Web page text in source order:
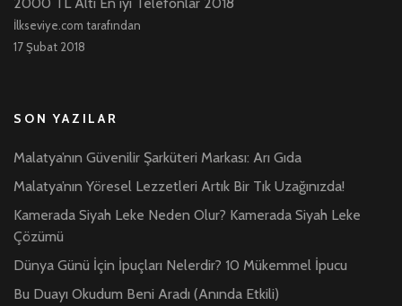
İlkseviye.com tarafından
17 Şubat 2018
SON YAZILAR
Malatya’nın Güvenilir Şarküteri Markası: Arı Gıda
Malatya’nın Yöresel Lezzetleri Artık Bir Tık Uzağınızda!
Kamerada Siyah Leke Neden Olur? Kamerada Siyah Leke
Çözümü
Dünya Günü İçin İpuçları Nelerdir? 10 Mükemmel İpucu
Bu Duayı Okudum Beni Aradı (Anında Etkili)